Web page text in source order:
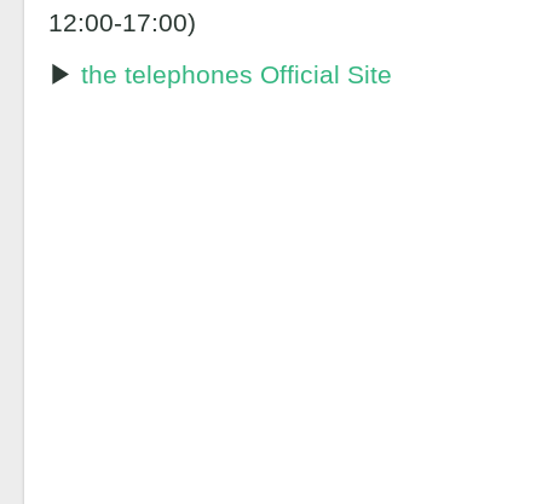
12:00-17:00)
▶︎ the telephones Official Site